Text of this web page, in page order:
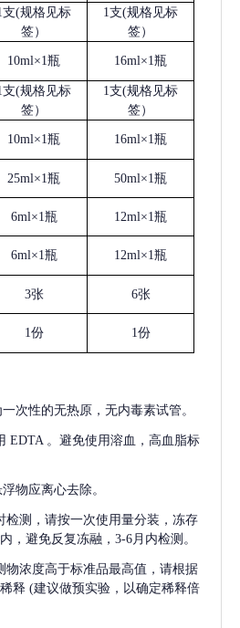
支(规格见标
签）
1支(规格见标
签）
10ml×1瓶 16ml×1瓶
支(规格见标
签）
1支(规格见标
签）
10ml×1瓶 16ml×1瓶
25ml×1瓶 50ml×1瓶
6ml×1瓶 12ml×1瓶
6ml×1瓶 12ml×1瓶
3张 6张
1份 1份
次性的无热原，无内毒素试管。
EDTA 。避免使用溶血，高血脂标
物应离心去除。
检测，请按一次使用量分装，冻存
，避免反复冻融，3-6月内检测。
物浓度高于标准品最高值，请根据
释 (建议做预实验，以确定稀释倍